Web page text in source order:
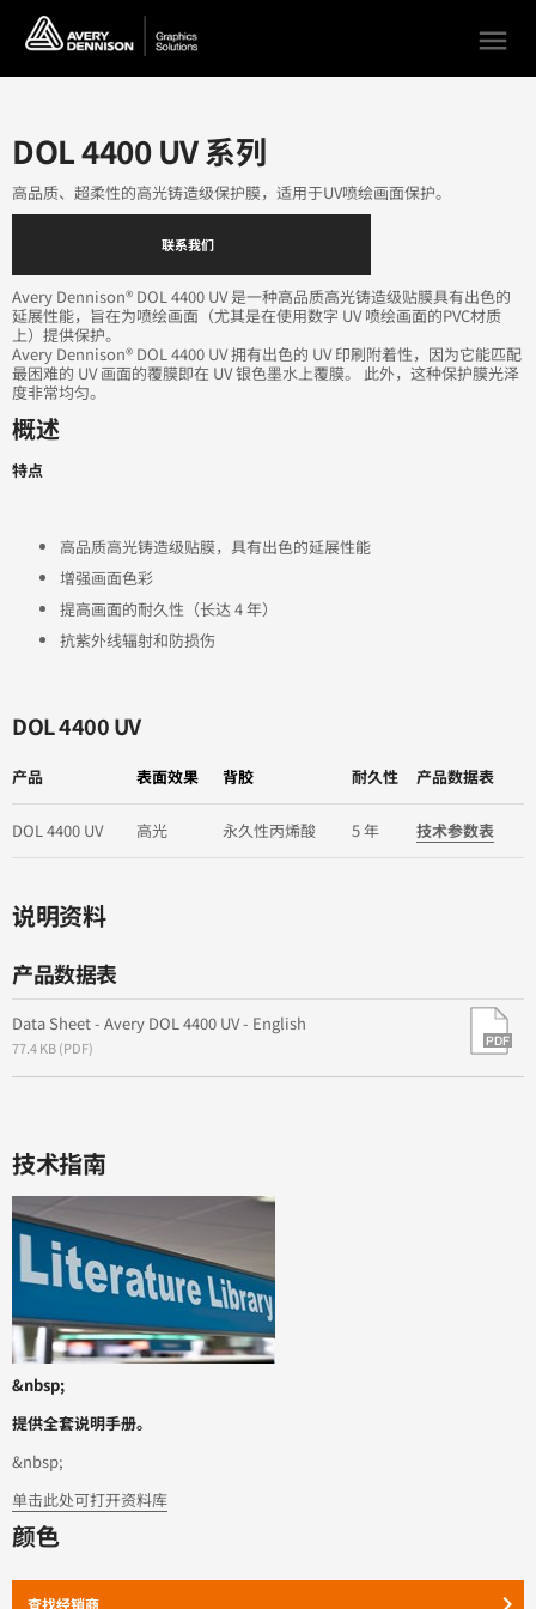
menu
DOL 4400 UV 系列
高品质、超柔性的高光铸造级保护膜，适用于UV喷绘画面保护。
联系我们
Avery Dennison® DOL 4400 UV 是一种高品质高光铸造级贴膜具有出色的
延展性能，旨在为喷绘画面（尤其是在使用数字 UV 喷绘画面的PVC材质
上）提供保护。
Avery Dennison® DOL 4400 UV 拥有出色的 UV 印刷附着性，因为它能匹配
最困难的 UV 画面的覆膜即在 UV 银色墨水上覆膜。 此外，这种保护膜光泽
度非常均匀。
概述
特点
高品质高光铸造级贴膜，具有出色的延展性能
增强画面色彩
提高画面的耐久性（长达 4 年）
抗紫外线辐射和防损伤
DOL 4400 UV
产品 表面效果 背胶 耐久性 产品数据表
DOL 4400 UV 高光 永久性丙烯酸 5 年 技术参数表
说明资料
产品数据表
Data Sheet - Avery DOL 4400 UV - English
77.4 KB (PDF)
技术指南
&nbsp;
提供全套说明手册。
&nbsp;
单击此处可打开资料库
颜色
查找经销商